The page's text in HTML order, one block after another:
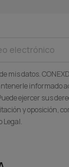
mis datos.
informado
ejercer sus
y oposición,
Legal.